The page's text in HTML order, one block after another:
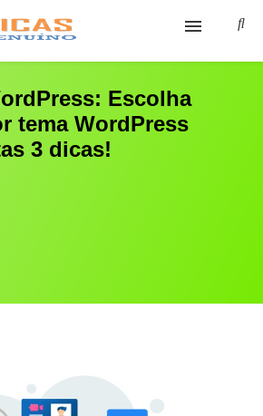
Escolha
tema WordPress
3 dicas!